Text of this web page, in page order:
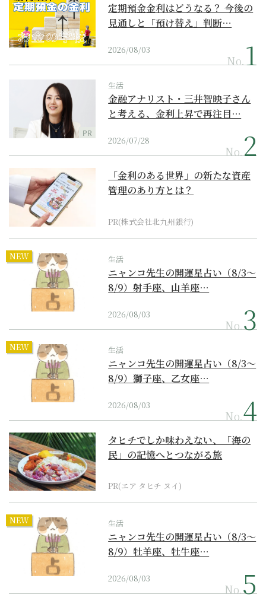
定期預金金利はどうなる？ 今後の
見通しと「預け替え」判断…
2026/08/03
No.
PR
生活
金融アナリスト・三井智映子さん
と考える、金利上昇で再注目…
2026/07/28
No.
「金利のある世界」の新たな資産
管理のあり方とは？
PR(株式会社北九州銀行)
NEW 生活
ニャンコ先生の開運星占い（8/3～
8/9）射手座、山羊座…
2026/08/03
No.
NEW 生活
ニャンコ先生の開運星占い（8/3～
8/9）獅子座、乙女座…
2026/08/03
No.
タヒチでしか味わえない、「海の
民」の記憶へとつながる旅
PR(エア タヒチ ヌイ)
NEW 生活
ニャンコ先生の開運星占い（8/3～
8/9）牡羊座、牡牛座…
2026/08/03
No.